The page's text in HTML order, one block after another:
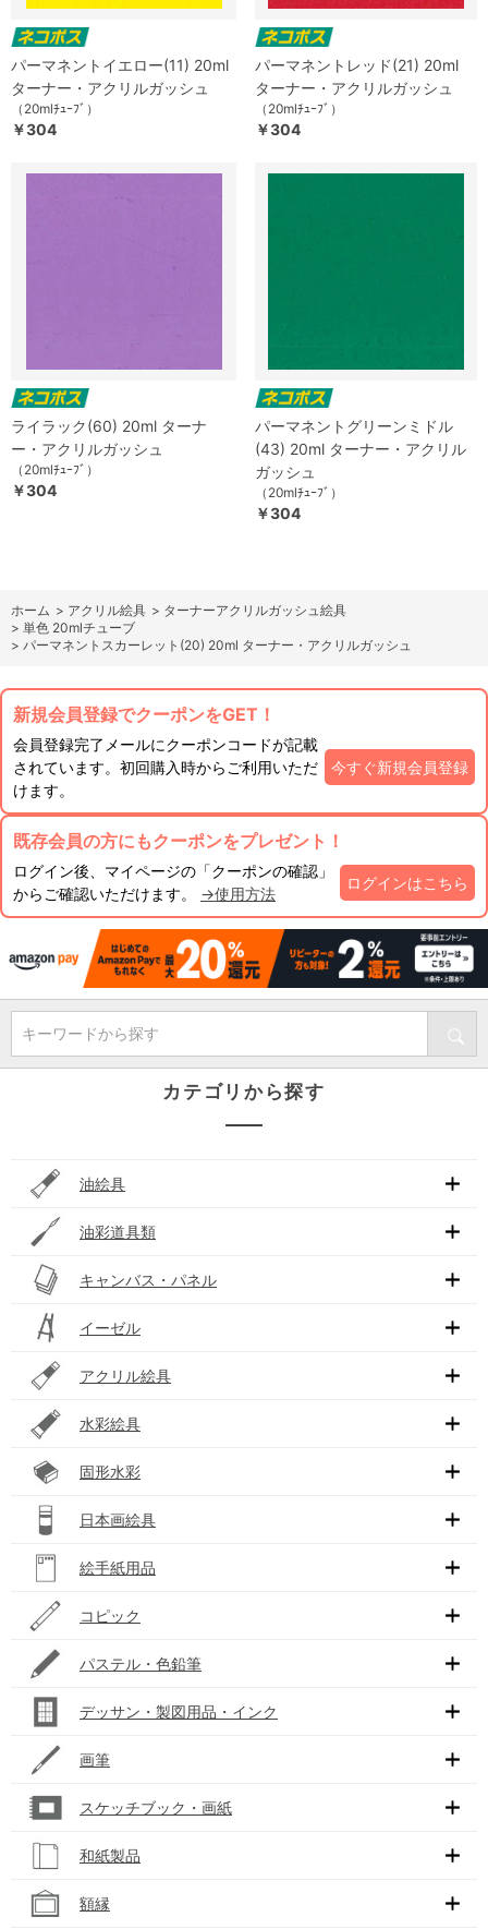
パーマネントイエロー(11) 20ml
ターナー・アクリルガッシュ
（20mlﾁｭｰﾌﾞ）
￥304
パーマネントレッド(21) 20ml
ターナー・アクリルガッシュ
（20mlﾁｭｰﾌﾞ）
￥304
ライラック(60) 20ml ターナ
ー・アクリルガッシュ
（20mlﾁｭｰﾌﾞ）
￥304
パーマネントグリーンミドル
(43) 20ml ターナー・アクリル
ガッシュ
（20mlﾁｭｰﾌﾞ）
￥304
ホーム > アクリル絵具 > ターナーアクリルガッシュ絵具
> 単色 20mlチューブ
> パーマネントスカーレット(20) 20ml ターナー・アクリルガッシュ
新規会員登録でクーポンをGET！
会員登録完了メールにクーポンコードが記載
されています。初回購入時からご利用いただ
けます。
今すぐ新規会員登録
既存会員の方にもクーポンをプレゼント！
ログイン後、マイページの「クーポンの確認」
からご確認いただけます。 →使用方法
ログインはこちら
キーワードから探す
カテゴリから探す
油絵具
油彩道具類
キャンバス・パネル
イーゼル
アクリル絵具
水彩絵具
固形水彩
日本画絵具
絵手紙用品
コピック
パステル・色鉛筆
デッサン・製図用品・インク
画筆
スケッチブック・画紙
和紙製品
額縁